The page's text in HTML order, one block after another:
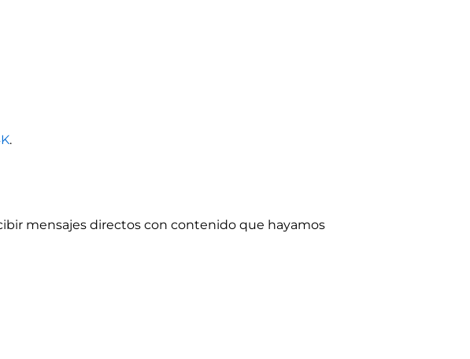
.
mensajes directos con contenido que hayamos